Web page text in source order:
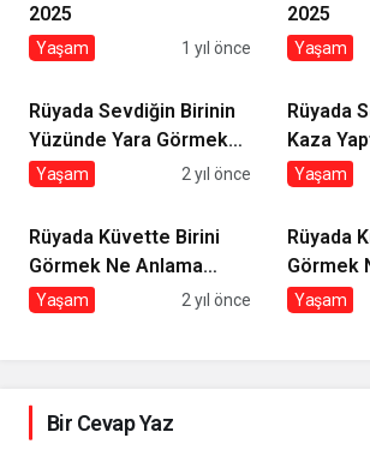
2025
Yaşam 1 yıl önce
2025
Yaşam
Rüyada Sevdiğin Birinin
Yüzünde Yara Görmek
Ne Anlama Gelir?
Yaşam 2 yıl önce
Rüyada
Kaza
Ne
Yaşam
Rüyada Küvette Birini
Görmek Ne Anlama
Gelir?
Yaşam 2 yıl önce
Rüyada
Görmek
Gelir?
Yaşam
Bir Cevap Yaz